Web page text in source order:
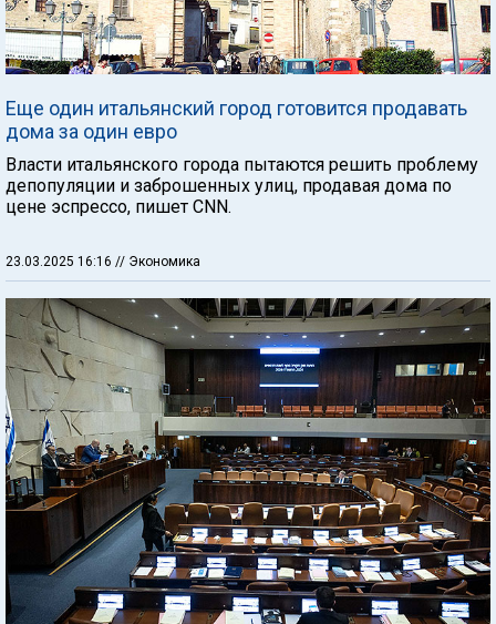
Еще один итальянский город готовится продавать
дома за один евро
Власти итальянского города пытаются решить проблему
депопуляции и заброшенных улиц, продавая дома по
цене эспрессо, пишет CNN.
23.03.2025 16:16 // Экономика